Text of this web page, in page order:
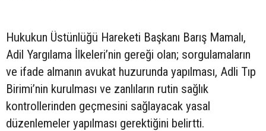
Hukukun Üstünlüğü Hareketi Başkanı Barış Mamalı,
Adil Yargılama İlkeleri’nin gereği olan; sorgulamaların
ve ifade almanın avukat huzurunda yapılması, Adli Tıp
Birimi’nin kurulması ve zanlıların rutin sağlık
kontrollerinden geçmesini sağlayacak yasal
düzenlemeler yapılması gerektiğini belirtti.